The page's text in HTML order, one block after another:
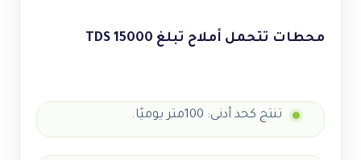
محطات تتحمل أملاح تبلغ 15000 TDS
تنتج كحد أدنى: 100متر يوميًا.